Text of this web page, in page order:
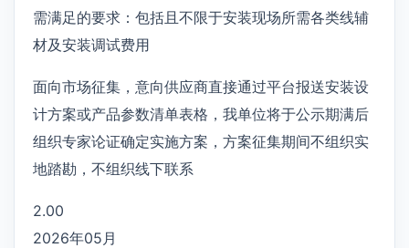
需满足的要求：包括且不限于安装现场所需各类线辅
材及安装调试费用
面向市场征集，意向供应商直接通过平台报送安装设
计方案或产品参数清单表格，我单位将于公示期满后
组织专家论证确定实施方案，方案征集期间不组织实
地踏勘，不组织线下联系
2.00
2026年05月